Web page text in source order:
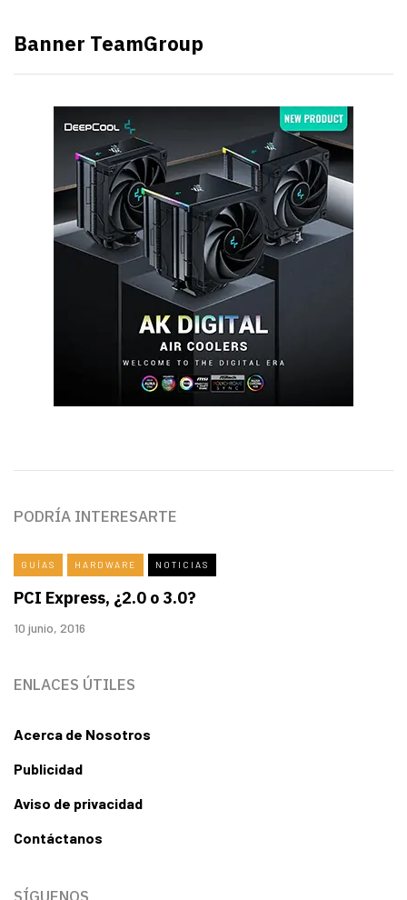
Banner TeamGroup
PODRÍA INTERESARTE
GUÍAS HARDWARE NOTICIAS
PCI Express, ¿2.0 o 3.0?
10 junio, 2016
ENLACES ÚTILES
Acerca de Nosotros
Publicidad
Aviso de privacidad
Contáctanos
SÍGUENOS